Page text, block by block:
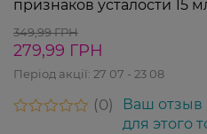
признаков усталости 15
349,99 ГРН
279,99 ГРН
Період акції: 27 07 - 23 08
0
Ваш отзыв
для этого